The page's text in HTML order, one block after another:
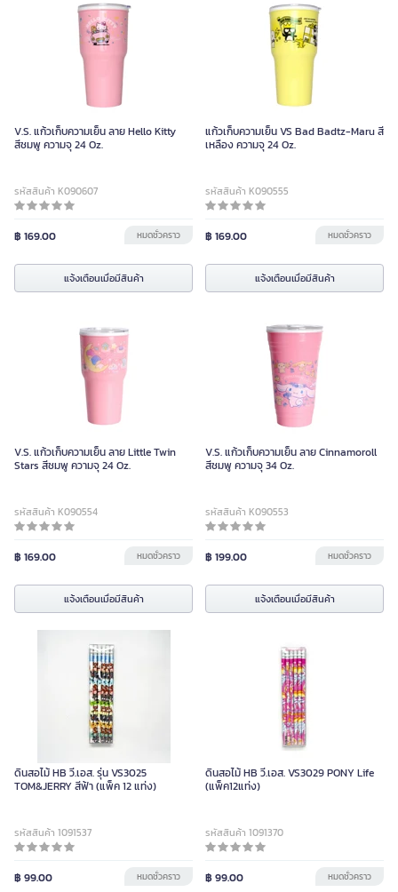
V.S. แก้วเก็บความเย็น ลาย Hello Kitty
สีชมพู ความจุ 24 Oz.
รหัสสินค้า K090607
฿ 169.00 หมดชั่วคราว
แจ้งเตือนเมื่อมีสินค้า
แก้วเก็บความเย็น VS Bad Badtz-Maru สี
เหลือง ความจุ 24 Oz.
รหัสสินค้า K090555
฿ 169.00 หมดชั่วคราว
แจ้งเตือนเมื่อมีสินค้า
V.S. แก้วเก็บความเย็น ลาย Little Twin
Stars สีชมพู ความจุ 24 Oz.
รหัสสินค้า K090554
฿ 169.00 หมดชั่วคราว
แจ้งเตือนเมื่อมีสินค้า
V.S. แก้วเก็บความเย็น ลาย Cinnamoroll
สีชมพู ความจุ 34 Oz.
รหัสสินค้า K090553
฿ 199.00 หมดชั่วคราว
แจ้งเตือนเมื่อมีสินค้า
ดินสอไม้ HB วี.เอส. รุ่น VS3025
TOM&JERRY สีฟ้า (แพ็ค 12 แท่ง)
รหัสสินค้า 1091537
฿ 99.00 หมดชั่วคราว
ดินสอไม้ HB วี.เอส. VS3029 PONY Life
(แพ็ค12แท่ง)
รหัสสินค้า 1091370
฿ 99.00 หมดชั่วคราว